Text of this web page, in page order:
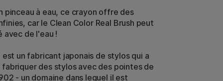
pinceau à eau, ce crayon offre des
car le Clean Color Real Brush peut
avec de l'eau !
est un fabricant japonais de stylos qui a
fabriquer des stylos avec des pointes de
- un domaine dans lequel il est